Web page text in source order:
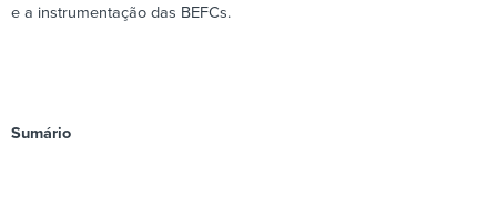
e a instrumentação das BEFCs.
Sumário